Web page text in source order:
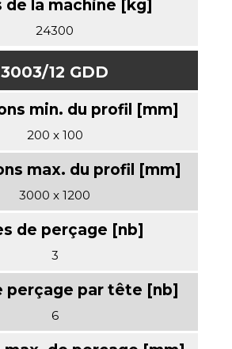
24300
3003/12 GDD
200 x 100
3000 x 1200
3
6